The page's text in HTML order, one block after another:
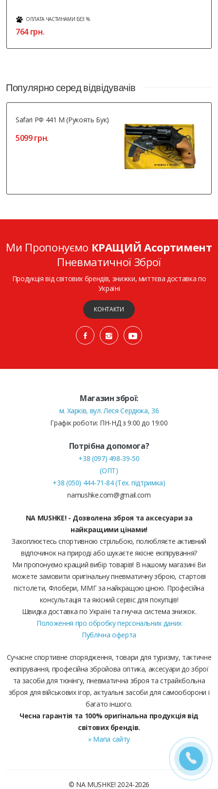
ОПЛАТА ЧАСТИНАМИ БЕЗ %
764 грн.
Популярно серед відвідувачів
Safari РФ 441 М (рукоять Бук)
5099 грн.
Ми Пропонуємо КРАЩИЙ Асортимент
Пневматичної Зброї
Продукція від світових брендів, знижки, миттєва доставка по
Україні
КОНТАКТИ
Магазин зброї:
м. Харків, вул. Леся Сердюка, 36
Графік роботи: ПН-НД з 9:00 до 19:00
Потрібна допомога?
+38 (097) 498-39-50
(ОПТ)
+38 (050) 444-71-84 (Тех. підтримка)
namushke.com@gmail.com
NA MUSHKE! - Дозволена зброя та аксесуари за
найкращими цінами!
Захоплюєтесь спортивною стрільбою, полюбляєте активний
відпочинок на природі або шукаєте якісне екіпірування?
Ми пропонуємо кращий вибір товарів! В нашому магазині Ви
можете замовити оригінальну пневматичну зброю, стартові
пістолети, Флобери, ММГ за найкращою ціною. Професійна
консультація та якісний сервіс для покупців!
Швидка доставка по Україні та гнучка система знижок.
Положення про обробку персональних даних
Публічна оферта
Сучасне спортивне спорядження, товари для туризму, тактичне
екіпірування, професійна збройова оптика, аксесуари до зброї
та засоби для тюнінгу, пневматична зброя та страйкбольна
зброя для військових ігор, актуальні засоби для самооборони і
багато іншого.
Чесна гарантія та 100% оригінальна продукція від
світових брендів.
» Мапа сайту
© NA MUSHKE! 2024-2026